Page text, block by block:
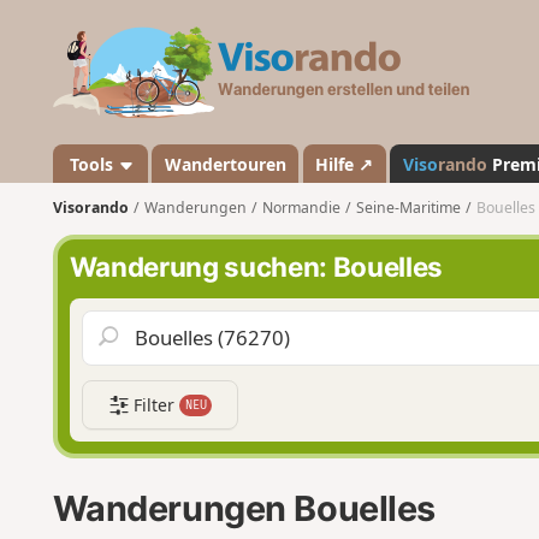
a
n
d
o
Tools Wandertouren Hilfe ↗ Visorando
Visorando Wanderungen Normandie Seine-Maritime Bouelles
Wanderung suchen: Bouelles
Filter NEU
Wanderungen Bouelles